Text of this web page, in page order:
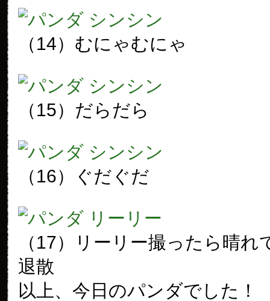
（14）むにゃむにゃ
（15）だらだら
（16）ぐだぐだ
（17）リーリー撮ったら晴れ
退散
以上、今日のパンダでした！